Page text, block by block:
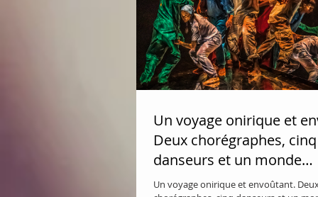
Un voyage onirique et
Deux chorégraphes, cinq
danseurs et un monde
éblouissant de miroirs.
Un voyage onirique et envoûtant.